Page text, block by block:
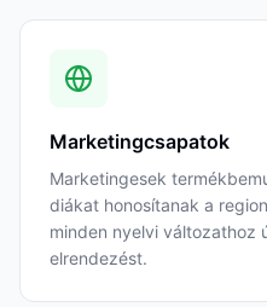
Marketingcsapatok
Marketingesek
diákat honosítanak a
minden nyelvi változathoz
elrendezést.